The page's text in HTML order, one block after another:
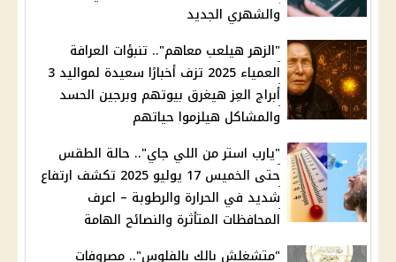
والشهري الجديد
"الزهر هيلعب معاهم".. تنبؤات العرافة
العمياء 2025 تزف أخبارًا سعيدة لمواليد 3
أبراج العِز هيغرق بيوتهم وبرجين الحسد
والمشاكل هيلزموا حياتهم
"يارب استر من اللي جاي".. حالة الطقس
حتى الخميس 17 يوليو 2025 تكشف ارتفاع
شديد في الحرارة والرطوبة – اعرف
المحافظات المتأثرة والنصائح الهامة
"متشغلش بالك بالفلوس".. مصروفات